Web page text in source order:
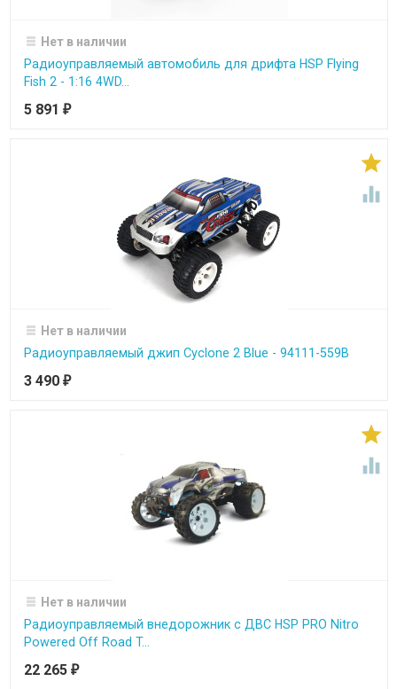
Нет в наличии
Радиоуправляемый автомобиль для дрифта HSP Flying
Fish 2 - 1:16 4WD...
5 891 ₽


Нет в наличии
Радиоуправляемый джип Cyclone 2 Blue - 94111-559B
3 490 ₽


Нет в наличии
Радиоуправляемый внедорожник с ДВС HSP PRO Nitro
Powered Off Road T...
22 265 ₽